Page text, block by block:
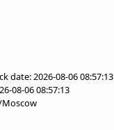
date: 2026-08-06 08:57:13
08-06 08:57:13
Moscow